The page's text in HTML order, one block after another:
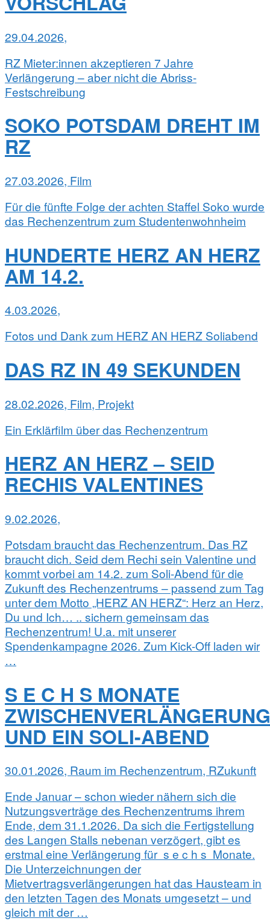
29.04.2026,
RZ Mieter:innen akzeptieren 7 Jahre
Verlängerung – aber nicht die Abriss-
Festschreibung
SOKO POTSDAM DREHT IM
RZ
27.03.2026, Film
Für die fünfte Folge der achten Staffel Soko wurde
das Rechenzentrum zum Studentenwohnheim
HUNDERTE HERZ AN HERZ
AM 14.2.
4.03.2026,
Fotos und Dank zum HERZ AN HERZ Soliabend
DAS RZ IN 49 SEKUNDEN
28.02.2026, Film, Projekt
Ein Erklärfilm über das Rechenzentrum
HERZ AN HERZ – SEID
RECHIS VALENTINES
9.02.2026,
Potsdam braucht das Rechenzentrum. Das RZ
braucht dich. Seid dem Rechi sein Valentine und
kommt vorbei am 14.2. zum Soli-Abend für die
Zukunft des Rechenzentrums – passend zum Tag
unter dem Motto „HERZ AN HERZ“: Herz an Herz,
Du und Ich… .. sichern gemeinsam das
Rechenzentrum! U.a. mit unserer
Spendenkampagne 2026. Zum Kick-Off laden wir
…
S E C H S MONATE
ZWISCHENVERLÄNGERUNG
UND EIN SOLI-ABEND
30.01.2026, Raum im Rechenzentrum, RZukunft
Ende Januar – schon wieder nähern sich die
Nutzungsverträge des Rechenzentrums ihrem
Ende, dem 31.1.2026. Da sich die Fertigstellung
des Langen Stalls nebenan verzögert, gibt es
erstmal eine Verlängerung für s e c h s Monate.
Die Unterzeichnungen der
Mietvertragsverlängerungen hat das Hausteam in
den letzten Tagen des Monats umgesetzt – und
gleich mit der …